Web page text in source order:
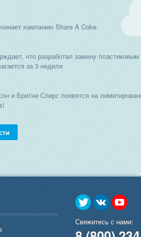
кампанию Share A Coke
что разработал замену
за 3 недели
и Бритни Спирс появятся на
Свяжитесь с нами: